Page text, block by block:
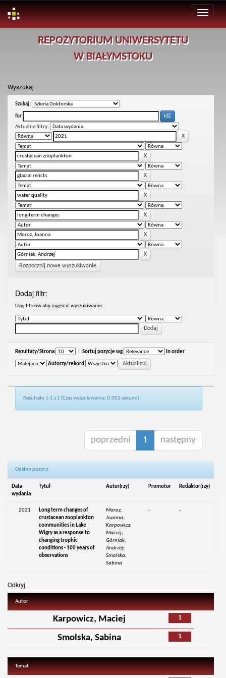
REPOZYTORIUM UNIWERSYTETU
W BIAŁYMSTOKU
Wyszukaj
Szukaj:
for
Aktualne filtry:
Rozpocznij nowe wyszukiwanie
Dodaj filtr:
Uzyj filtrów aby zagęścić wyszukiwanie.
Rezultaty/Strona Sortuj pozycje wg In order
Autorzy/rekord
Rezultaty 1-1 z 1 (Czas wyszukiwania: 0.002 sekund).
poprzedni 1 następny
Odsłon pozycji:
Data
wydania
Tytuł Autor(rzy) Promotor Redaktor(rzy)
2021
Long term changes of
crustacean zooplankton
communities in Lake
Wigry as a response to
changing trophic
conditions - 100 years of
observations
Moroz,
Joanna;
Karpowicz,
Maciej;
Górniak,
Andrzej;
Smolska,
Sabina
- -
Odkryj
Autor
1
Karpowicz, Maciej
1
Smolska, Sabina
Temat